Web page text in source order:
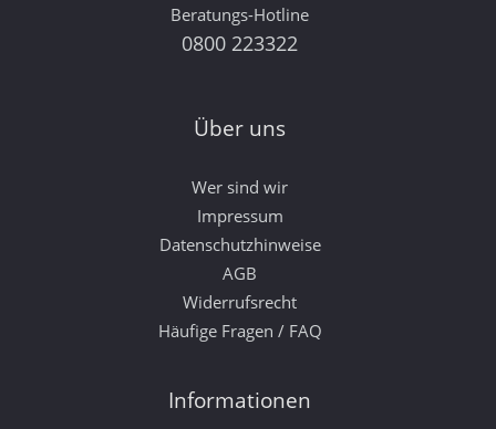
Beratungs-Hotline
0800 223322
Über uns
Wer sind wir
Impressum
Datenschutzhinweise
AGB
Widerrufsrecht
Häufige Fragen / FAQ
Informationen